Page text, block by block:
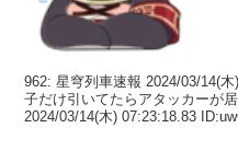
962: 星穹列車速報 2024/03/14(
子だけ引いてたらアタッカーが
2024/03/14(木) 07:23:18.83